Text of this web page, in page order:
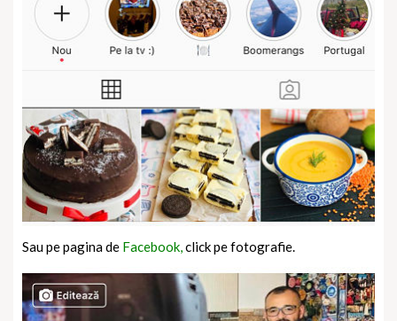
Sau pe pagina de Facebook,click pe fotografie.